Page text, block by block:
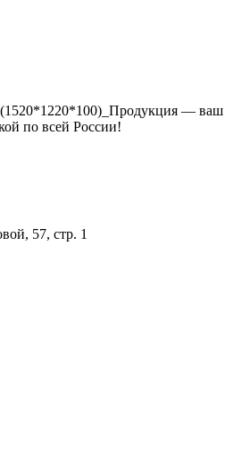
(1520*1220*100)_Продукция — ваш
по всей России!
57, стр. 1